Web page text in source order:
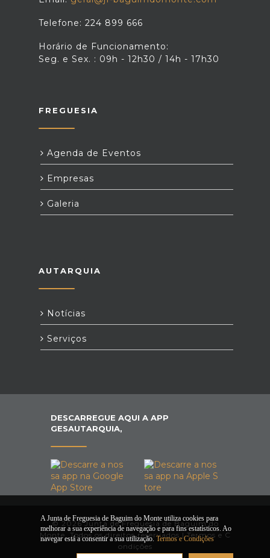
Telefone: 224 899 666
Horário de Funcionamento:
Seg. e Sex. : 09h - 12h30 / 14h - 17h30
FREGUESIA
Agenda de Eventos
Empresas
Galeria
AUTARQUIA
Notícias
Serviços
DESCARREGUE AQUI A APP
GESAUTARQUIA,
© 2026 Junta de Freguesia de Baguim do
Monte. Todos os direitos reservados |Termos e C
ondições
A Junta de Freguesia de Baguim do Monte utiliza cookies para
melhorar a sua experiência de navegação e para fins estatísticos. Ao
navegar está a consentir a sua utilização. Termos e Condições